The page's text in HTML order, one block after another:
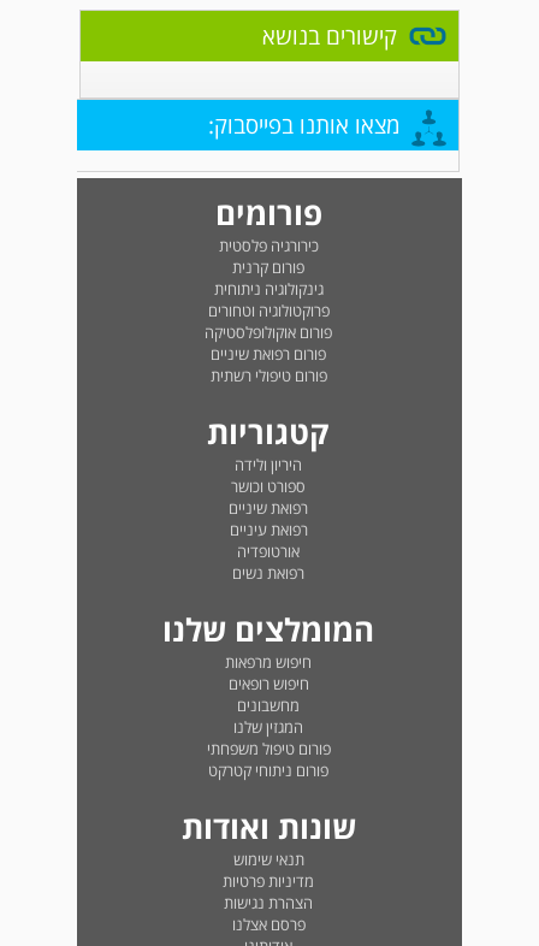
קישורים בנושא
מצאו אותנו בפייסבוק:
פורומים
כירורגיה פלסטית
פורום קרנית
גינקולוגיה ניתוחית
פרוקטולוגיה וטחורים
פורום אוקולופלסטיקה
פורום רפואת שיניים
פורום טיפולי רשתית
קטגוריות
היריון ולידה
ספורט וכושר
רפואת שיניים
רפואת עיניים
אורטופדיה
רפואת נשים
המומלצים שלנו
חיפוש מרפאות
חיפוש רופאים
מחשבונים
המגזין שלנו
פורום טיפול משפחתי
פורום ניתוחי קטרקט
שונות ואודות
תנאי שימוש
מדיניות פרטיות
הצהרת נגישות
פרסם אצלנו